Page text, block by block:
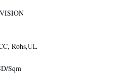
Rohs,UL
Sqm